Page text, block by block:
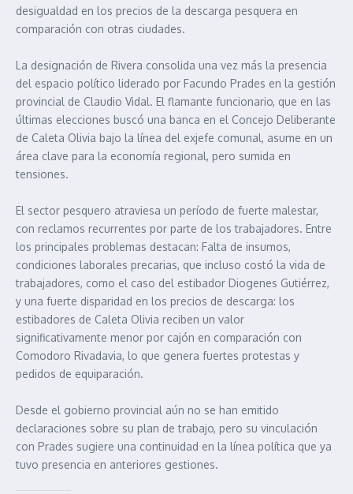
desigualdad en los precios de la descarga pesquera en
comparación con otras ciudades.
La designación de Rivera consolida una vez más la presencia
del espacio político liderado por Facundo Prades en la gestión
provincial de Claudio Vidal. El flamante funcionario, que en las
últimas elecciones buscó una banca en el Concejo Deliberante
de Caleta Olivia bajo la línea del exjefe comunal, asume en un
área clave para la economía regional, pero sumida en
tensiones.
El sector pesquero atraviesa un período de fuerte malestar,
con reclamos recurrentes por parte de los trabajadores. Entre
los principales problemas destacan: Falta de insumos,
condiciones laborales precarias, que incluso costó la vida de
trabajadores, como el caso del estibador Diogenes Gutiérrez,
y una fuerte disparidad en los precios de descarga: los
estibadores de Caleta Olivia reciben un valor
significativamente menor por cajón en comparación con
Comodoro Rivadavia, lo que genera fuertes protestas y
pedidos de equiparación.
Desde el gobierno provincial aún no se han emitido
declaraciones sobre su plan de trabajo, pero su vinculación
con Prades sugiere una continuidad en la línea política que ya
tuvo presencia en anteriores gestiones.